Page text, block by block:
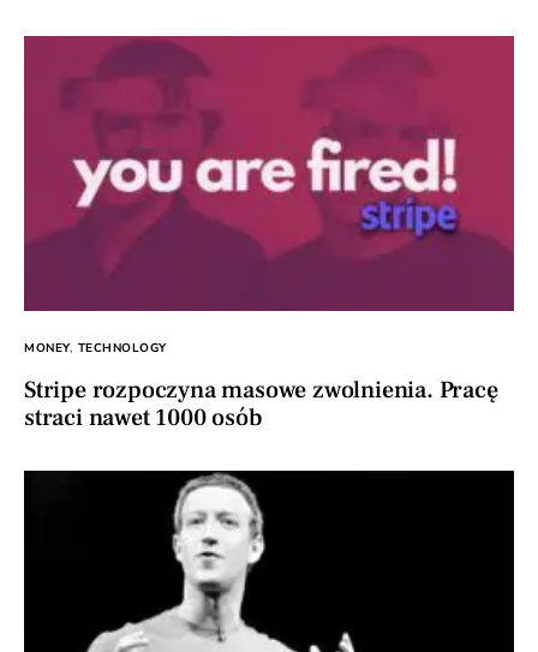
MONEY TECHNOLOGY
Stripe rozpoczyna masowe zwolnienia. Pracę
straci nawet 1000 osób